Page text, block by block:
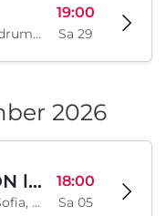
Vidas Art Arena, Kolodrum, Borisova gradina, Sofia, BG
19:00
Sa 29
2026
PARTY CANNON live in Sofia
Klub "Pri Cherepite", Sofia, BG
18:00
Sa 05